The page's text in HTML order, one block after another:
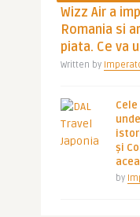
Wizz Air a
Romania si
piata. Ce va
Written by
și
by